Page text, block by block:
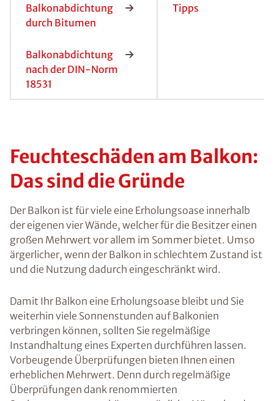
Balkonabdichtung
durch Bitumen
Balkonabdichtung
nach der DIN-Norm
18531
Tipps
Feuchteschäden am Balkon:
Das sind die Gründe
Der Balkon ist für viele eine Erholungsoase innerhalb
der eigenen vier Wände, welcher für die Besitzer einen
großen Mehrwert vor allem im Sommer bietet. Umso
ärgerlicher, wenn der Balkon in schlechtem Zustand ist
und die Nutzung dadurch eingeschränkt wird.
Damit Ihr Balkon eine Erholungsoase bleibt und Sie
weiterhin viele Sonnenstunden auf Balkonien
verbringen können, sollten Sie regelmäßige
Instandhaltung eines Experten durchführen lassen.
Vorbeugende Überprüfungen bieten Ihnen einen
erheblichen Mehrwert. Denn durch regelmäßige
Überprüfungen dank renommierten